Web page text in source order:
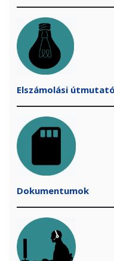
Elszámolási útmutató
Dokumentumok